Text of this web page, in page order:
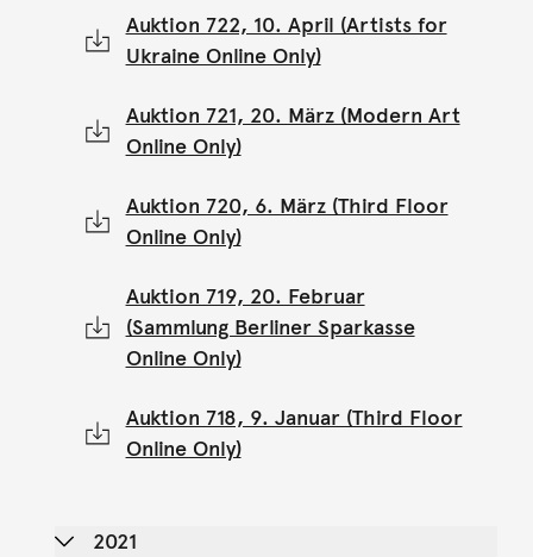
Auktion 722, 10. April (Artists for
Ukraine Online Only)
Auktion 721, 20. März (Modern Art
Online Only)
Auktion 720, 6. März (Third Floor
Online Only)
Auktion 719, 20. Februar
(Sammlung Berliner Sparkasse
Online Only)
Auktion 718, 9. Januar (Third Floor
Online Only)
2021